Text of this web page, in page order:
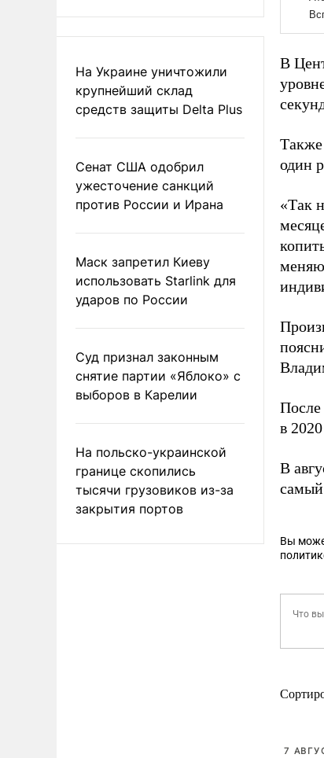
На Украине уничтожили
крупнейший склад
средств защиты Delta Plus
Сенат США одобрил
ужесточение санкций
против России и Ирана
Маск запретил Киеву
использовать Starlink для
ударов по России
Суд признал законным
снятие партии «Яблоко» с
выборов в Карелии
На польско-украинской
границе скопились
тысячи грузовиков из-за
закрытия портов
В
Также
один
«Так
После
в 2020
В
Вы
7